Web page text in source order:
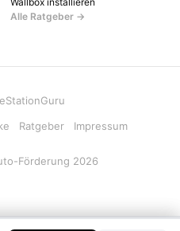
Alle Ratgeber →
Ratgeber Impressum
Förderung 2026